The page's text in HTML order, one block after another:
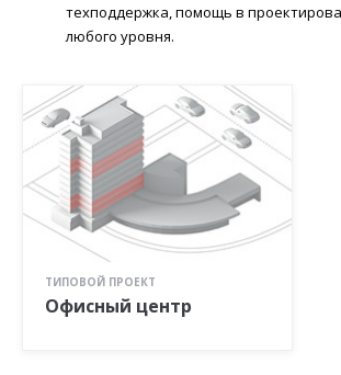
техподдержка, помощь в
любого уровня.
ТИПОВОЙ ПРОЕКТ
Офисный центр